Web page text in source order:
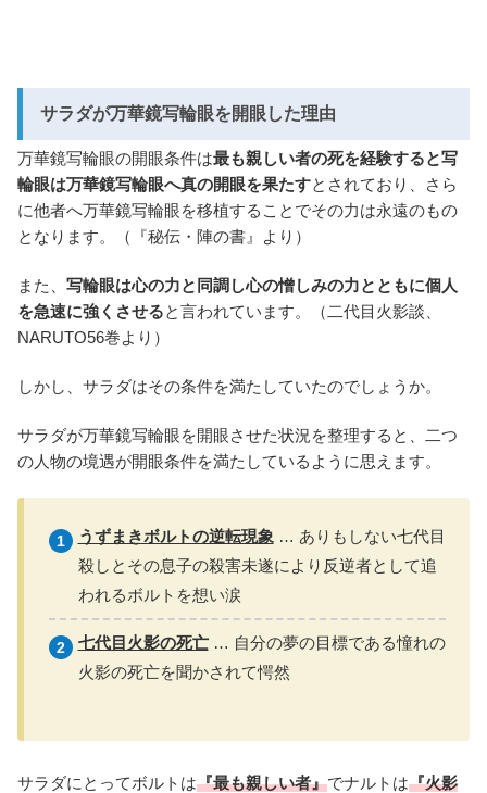
サラダが万華鏡写輪眼を開眼した理由
万華鏡写輪眼の開眼条件は最も親しい者の死を経験すると写
輪眼は万華鏡写輪眼へ真の開眼を果たすとされており、さら
に他者へ万華鏡写輪眼を移植することでその力は永遠のもの
となります。（『秘伝・陣の書』より）
また、 写輪眼は心の力と同調し心の憎しみの力とともに個人
を急速に強くさせると言われています。（二代目火影談、
NARUTO56巻より）
しかし、サラダはその条件を満たしていたのでしょうか。
サラダが万華鏡写輪眼を開眼させた状況を整理すると、二つ
の人物の境遇が開眼条件を満たしているように思えます。
うずまきボルトの逆転現象… ありもしない七代目
殺しとその息子の殺害未遂により反逆者として追
われるボルトを想い涙
七代目火影の死亡… 自分の夢の目標である憧れの
火影の死亡を聞かされて愕然
サラダにとってボルトは『最も親しい者』でナルトは『火影